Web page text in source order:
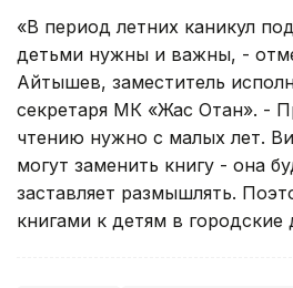
«В период летних каникул
детьми нужны и важны, -
Айтышев, заместитель
секретаря МК «Жас Отан». -
чтению нужно с малых лет.
могут заменить книгу - она
заставляет размышлять.
книгами к детям в городские